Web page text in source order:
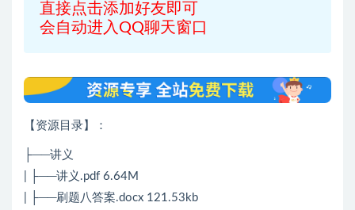
直接点击添加好友即可
会自动进入QQ聊天窗口
【资源目录】：
├──讲义
| ├──讲义.pdf 6.64M
| ├──刷题八答案.docx 121.53kb